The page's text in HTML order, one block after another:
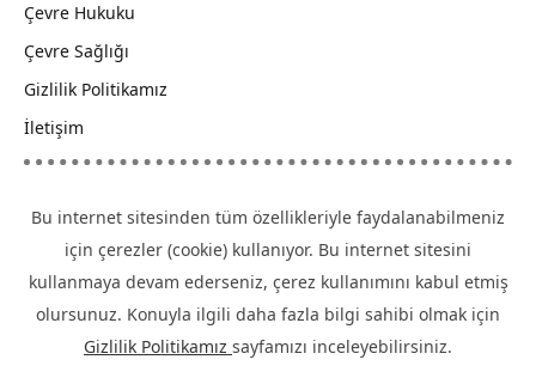
Çevre Hukuku
Çevre Sağlığı
Gizlilik Politikamız
İletişim
Bu internet sitesinden tüm özellikleriyle faydalanabilmeniz
için çerezler (cookie) kullanıyor. Bu internet sitesini
kullanmaya devam ederseniz, çerez kullanımını kabul etmiş
olursunuz. Konuyla ilgili daha fazla bilgi sahibi olmak için
Gizlilik Politikamız sayfamızı inceleyebilirsiniz.